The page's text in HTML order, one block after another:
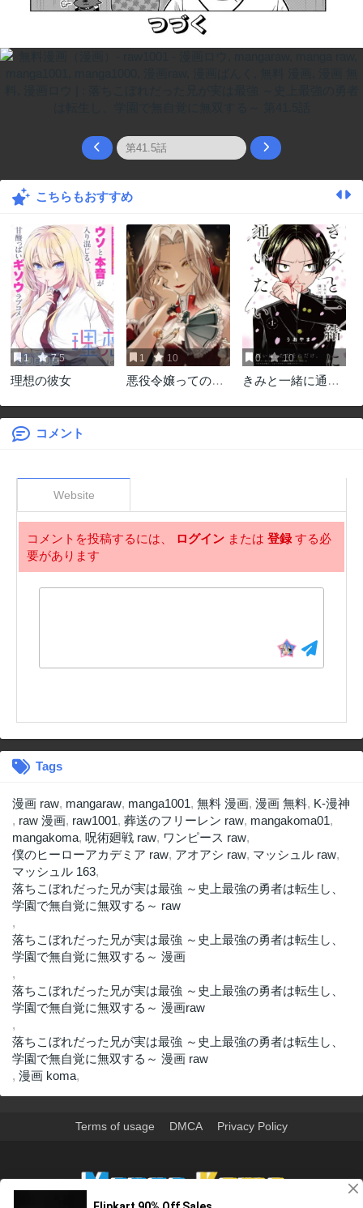
こちらもおすすめ
1 7.5
理想の彼女
1 10
悪役令嬢ってのは
0 10
きみと一緒に通い
コメント
Website
コメントを投稿するには、 ログイン または 登録する必
要があります
Tags
漫画 raw, mangaraw, manga1001, 無料 漫画, 漫画 無料, K-漫神
, raw 漫画, raw1001, 葬送のフリーレン raw, mangakoma01,
mangakoma, 呪術廻戦 raw, ワンピース raw,
僕のヒーローアカデミア raw, アオアシ raw, マッシュル raw,
マッシュル 163,
落ちこぼれだった兄が実は最強 ～史上最強の勇者は転生し、
学園で無自覚に無双する～ raw
,
落ちこぼれだった兄が実は最強 ～史上最強の勇者は転生し、
学園で無自覚に無双する～ 漫画
,
落ちこぼれだった兄が実は最強 ～史上最強の勇者は転生し、
学園で無自覚に無双する～ 漫画raw
,
落ちこぼれだった兄が実は最強 ～史上最強の勇者は転生し、
学園で無自覚に無双する～ 漫画 raw
, 漫画 koma,
Terms of usage DMCA Privacy Policy
>